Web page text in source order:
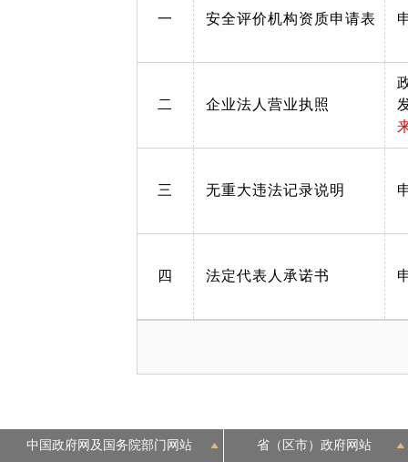
一 安全评价机构资质申请表
二 企业法人营业执照
三 无重大违法记录说明
四 法定代表人承诺书
中国政府网及国务院部门网站 省（区市）政府网站